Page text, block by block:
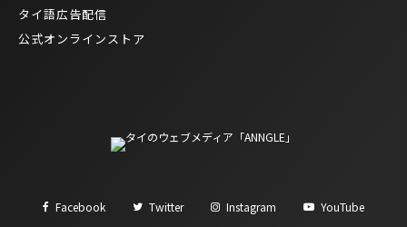
タイ語広告配信
公式オンラインストア
Facebook Twitter Instagram YouTube